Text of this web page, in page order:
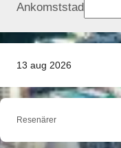
13 aug 2026
Ankomststad
Resenärer